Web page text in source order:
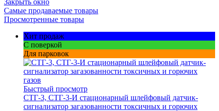
Самые продаваемые товары
Просмотренные товары
Хит продаж
С поверкой
Для парковок
Быстрый просмотр
СТГ-3, СТГ-3-И стационарный шлейфовый датчик-
сигнализатор загазованности токсичных и горючих